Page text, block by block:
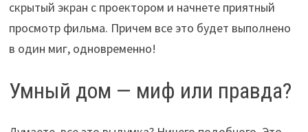
скрытый экран с проектором и начнете приятный
просмотр фильма. Причем все это будет выполнено
в один миг, одновременно!
Умный дом — миф или правда?